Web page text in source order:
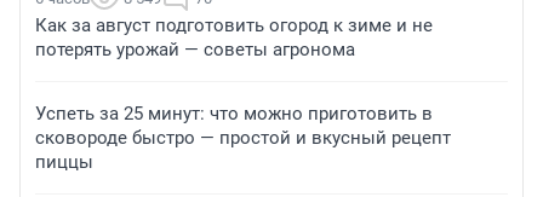
Как за август подготовить огород к зиме и не
потерять урожай — советы агронома
Успеть за 25 минут: что можно приготовить в
сковороде быстро — простой и вкусный рецепт
пиццы